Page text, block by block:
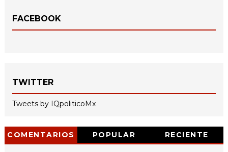
FACEBOOK
TWITTER
Tweets by IQpoliticoMx
COMENTARIOS POPULAR RECIENTE